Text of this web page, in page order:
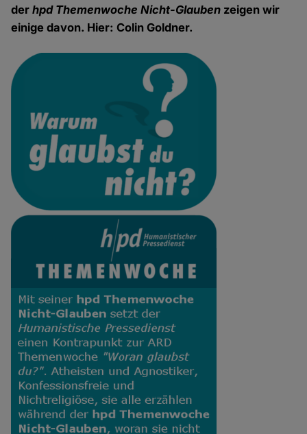
derhpd Themenwoche Nicht-Glauben zeigen wir
einige davon. Hier: Colin Goldner.